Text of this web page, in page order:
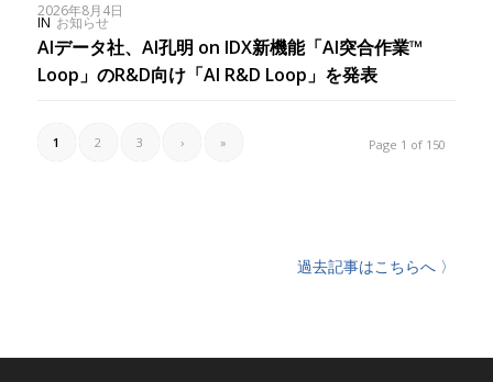
2026年8月4日
IN お知らせ
AIデータ社、AI孔明 on IDX新機能「AI突合作業™︎
Loop」のR&D向け「AI R&D Loop」を発表
Page 1 of 150
1 2 3 › »
過去記事はこちらへ 〉